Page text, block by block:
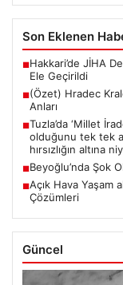
Son Eklenen
■Hakkari’de JİHA
Ele Geçirildi
■(Özet) Hradec
Anları
■Tuzla’da ‘Millet
olduğunu tek tek
hırsızlığın altına
■Beyoğlu’nda Şok
■Açık Hava Yaşam
Çözümleri
Güncel